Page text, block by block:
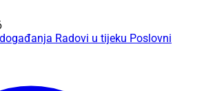
Radovi u tijeku Poslovni